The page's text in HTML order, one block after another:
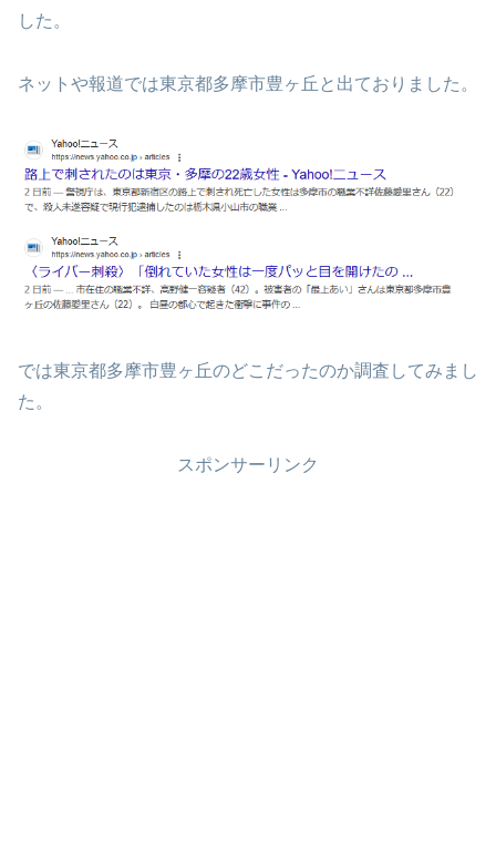
した。
ネットや報道では東京都多摩市豊ヶ丘と出ておりました。
では東京都多摩市豊ヶ丘のどこだったのか調査してみまし
た。
スポンサーリンク